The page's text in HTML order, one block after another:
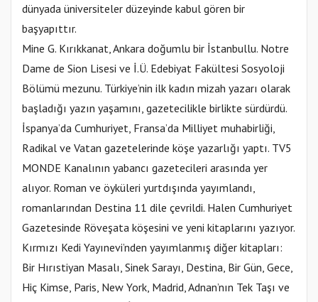
dünyada üniversiteler düzeyinde kabul gören bir
başyapıttır.
Mine G. Kırıkkanat, Ankara doğumlu bir İstanbullu. Notre
Dame de Sion Lisesi ve İ.Ü. Edebiyat Fakültesi Sosyoloji
Bölümü mezunu. Türkiye’nin ilk kadın mizah yazarı olarak
başladığı yazın yaşamını, gazetecilikle birlikte sürdürdü.
İspanya’da Cumhuriyet, Fransa’da Milliyet muhabirliği,
Radikal ve Vatan gazetelerinde köşe yazarlığı yaptı. TV5
MONDE Kanalının yabancı gazetecileri arasında yer
alıyor. Roman ve öyküleri yurtdışında yayımlandı,
romanlarından Destina 11 dile çevrildi. Halen Cumhuriyet
Gazetesinde Röveşata köşesini ve yeni kitaplarını yazıyor.
Kırmızı Kedi Yayınevi’nden yayımlanmış diğer kitapları:
Bir Hırıstiyan Masalı, Sinek Sarayı, Destina, Bir Gün, Gece,
Hiç Kimse, Paris, New York, Madrid, Adnan’nın Tek Taşı ve